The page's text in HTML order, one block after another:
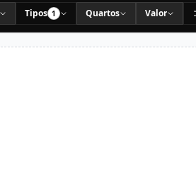
Tipos 1 Quartos Valor